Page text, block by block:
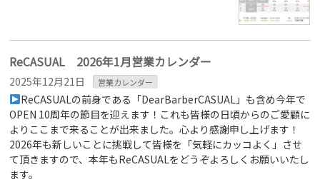
ReCASUAL 2026年1月営業カレンダー
2025年12月21日 営業カレンダー
ReCASUALの前身である「DearBarberCASUAL」も含め今年で
OPEN 10周年の節目を迎えます！これも皆様の日頃からのご愛顧に
よりここまで来ることが出来ました。心より感謝申し上げます！
2026年も新しいことに挑戦して皆様を「気軽にカッコよく」させ
て頂きますので、本年もReCASUALをどうぞよろしくお願いいたし
ます。